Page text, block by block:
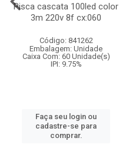
Pisca cascata 100led color
3m 220v 8f cx:060
Código: 841262
Embalagem: Unidade
Caixa Com: 60 Unidade(s)
IPI: 9.75%
Faça seu login ou
cadastre-se para
comprar.